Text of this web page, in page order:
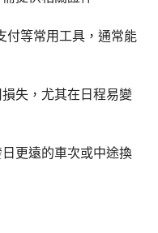
付等常用工具，通常能
失，尤其在日程易變
更遠的車次或中途換